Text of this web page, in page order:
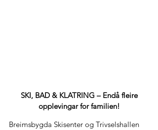
SKI, BAD & KLATRING – Endå fleire
opplevingar for familien!
Breimsbygda Skisenter og Trivselshallen